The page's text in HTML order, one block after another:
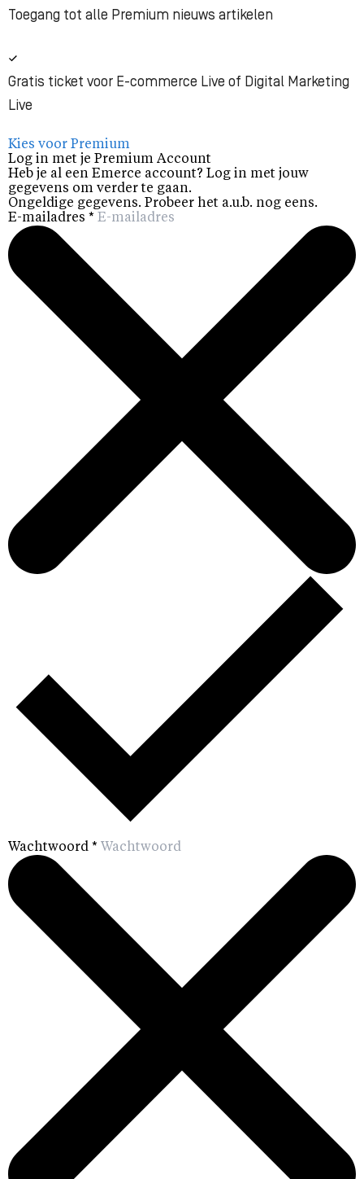
Toegang tot alle Premium nieuws artikelen
Gratis ticket voor E-commerce Live of Digital Marketing
Live
Kies voor Premium
Log in met je Premium Account
Heb je al een Emerce account? Log in met jouw
gegevens om verder te gaan.
Ongeldige gegevens. Probeer het a.u.b. nog eens.
E-mailadres *
Wachtwoord *